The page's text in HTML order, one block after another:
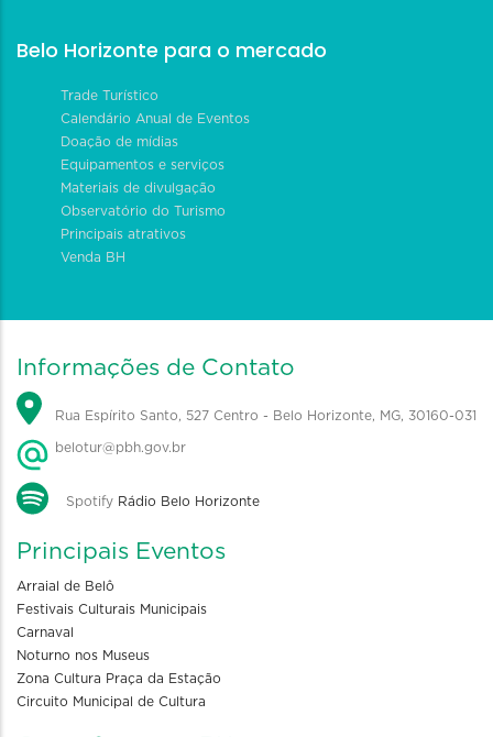
Belo Horizonte para o mercado
Trade Turístico
Calendário Anual de Eventos
Doação de mídias
Equipamentos e serviços
Materiais de divulgação
Observatório do Turismo
Principais atrativos
Venda BH
Informações de Contato
Rua Espírito Santo, 527 Centro - Belo Horizonte, MG, 30160-031
belotur@pbh.gov.br
Spotify Rádio Belo Horizonte
Principais Eventos
Arraial de Belô
Festivais Culturais Municipais
Carnaval
Noturno nos Museus
Zona Cultura Praça da Estação
Circuito Municipal de Cultura